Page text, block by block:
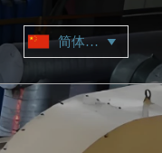
简体中文 